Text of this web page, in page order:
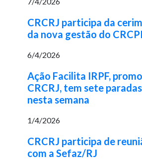
CRCRJ participa da
da nova gestão do
6/4/2026
Ação Facilita IRPF,
CRCRJ, tem sete
nesta semana
1/4/2026
CRCRJ participa de
com a Sefaz/RJ